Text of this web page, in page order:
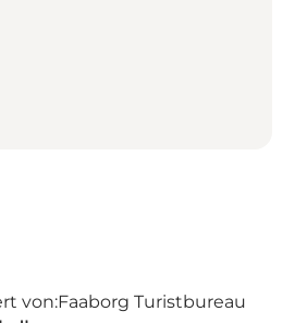
von:Faaborg Turistbureau